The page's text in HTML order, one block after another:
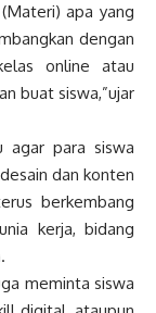
apa yang
dengan
online atau
buat siswa,”ujar
agar para siswa
dan konten
berkembang
kerja, bidang
meminta siswa